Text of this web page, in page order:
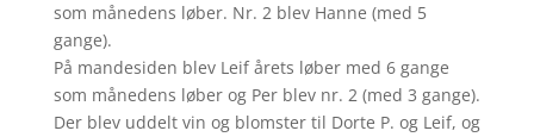
som månedens løber. Nr. 2 blev Hanne (med 5
gange).
På mandesiden blev Leif årets løber med 6 gange
som månedens løber og Per blev nr. 2 (med 3 gange).
Der blev uddelt vin og blomster til Dorte P. og Leif, og